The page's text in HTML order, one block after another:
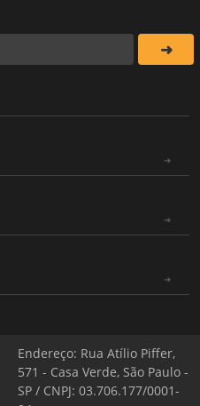
Endereço: Rua Atílio Piffer,
571 - Casa Verde, São Paulo -
SP / CNPJ: 03.706.177/0001-